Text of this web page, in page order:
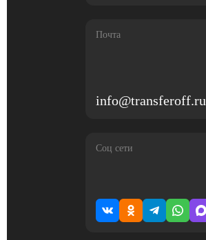
Почта
info@transferoff.ru
Соц сети